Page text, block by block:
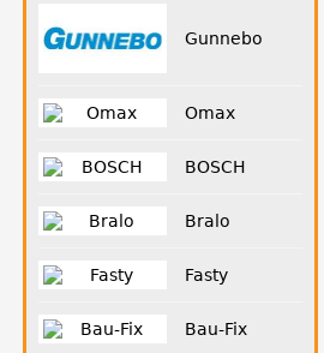
Gunnebo
Omax
BOSCH
Bralo
Fasty
Bau-Fix